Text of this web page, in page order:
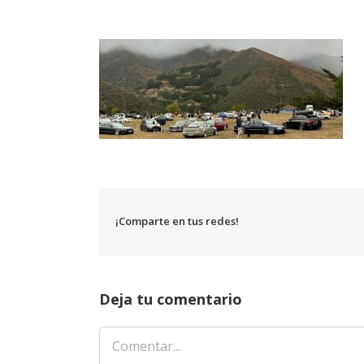
¡Comparte en tus redes!
Deja tu comentario
Comentar